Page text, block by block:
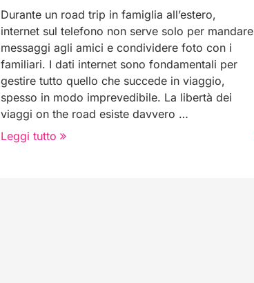
Durante un road trip in famiglia all’estero,
internet sul telefono non serve solo per mandare
messaggi agli amici e condividere foto con i
familiari. I dati internet sono fondamentali per
gestire tutto quello che succede in viaggio,
spesso in modo imprevedibile. La libertà dei
viaggi on the road esiste davvero …
Leggi tutto